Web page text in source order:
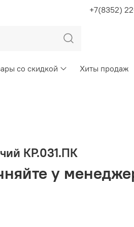
+7(8352)
со скидкой Хиты продаж
КР.031.ПК
у